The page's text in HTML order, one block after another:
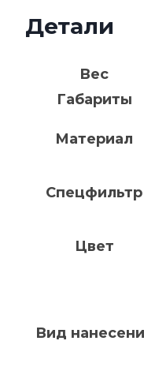
Детали
Вес
Габариты
Материал
Спецфильтр
Цвет
Вид